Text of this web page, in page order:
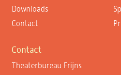
Downloads
Contact
Contact
Theaterbureau Frijns